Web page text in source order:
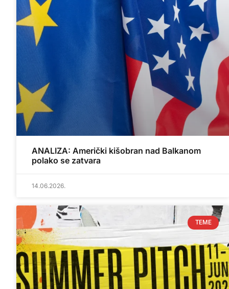
ANALIZA: Američki kišobran nad Balkanom
polako se zatvara
14.06.2026.
TEME